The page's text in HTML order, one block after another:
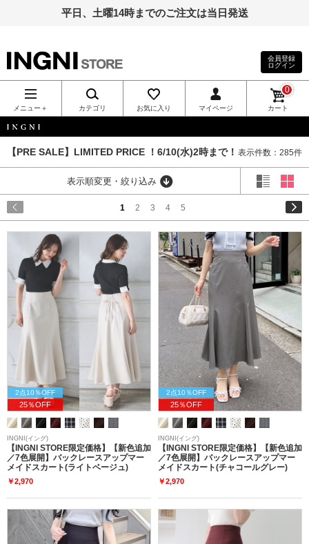
平日、土曜14時までのご注文は当日発送
INGNI（イン
グ）公式通
販｜INGNI
STORE
会員登録
ログイン
メニュー＋ カテゴリ お気に入り マイページ カート
0
INGNI
【PRE SALE】LIMITED PRICE ！6/10(水)2時まで！ 表示件数：285件
表示順変更・絞り込み
1 2 3 4 5
2点10％OFF
25％OFF
INGNI(イング)
【INGNI STORE限定価格】【新色追加
／7色展開】バックレースアップマー
メイドスカート(ライトベージュ)
￥2,970
2点10％OFF
25％OFF
INGNI(イング)
【INGNI STORE限定価格】【新色追加
／7色展開】バックレースアップマー
メイドスカート(チャコールグレー)
￥2,970